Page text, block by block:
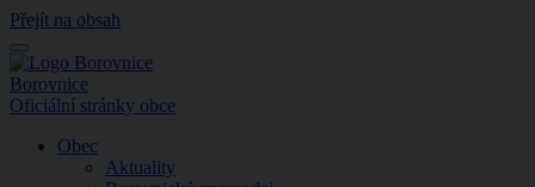
Přejít na obsah
Menu
Borovnice
Oficiální stránky obce
Obec
Aktuality